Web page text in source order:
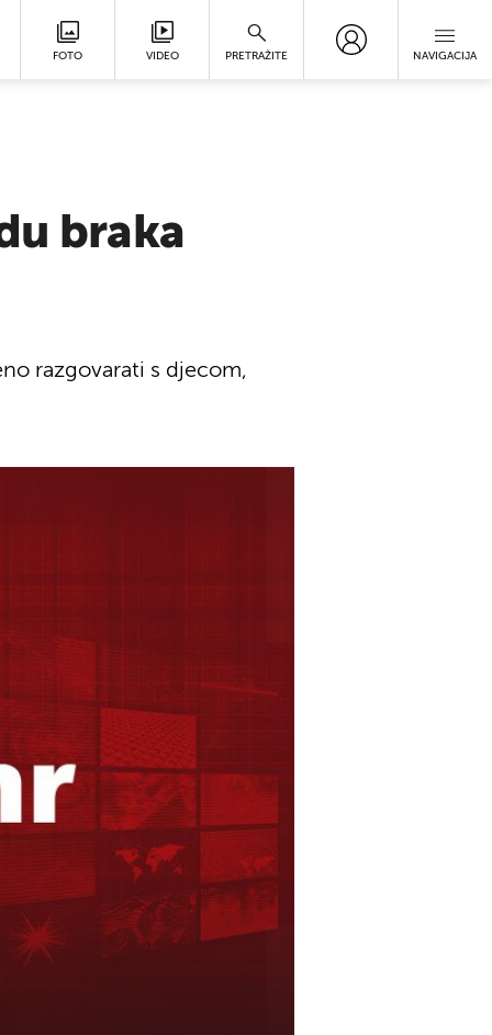
FOTO VIDEO PRETRAŽITE NAVIGACIJA
braka
razgovarati s djecom,